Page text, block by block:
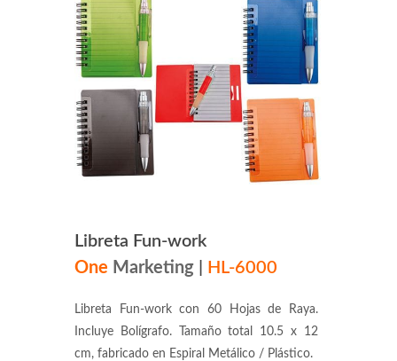
Libreta Fun-work
One Marketing HL-6000
Libreta Fun-work con 60 Hojas de Raya.
Incluye Bolígrafo. Tamaño total 10.5 x 12
cm, fabricado en Espiral Metálico / Plástico.